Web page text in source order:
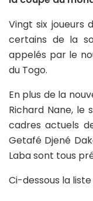
Vingt six joueurs
certains de la
appelés par le
du Togo.
En plus de la
Richard Nane, le
cadres actuels
Getafé Djené
Laba sont tous
Ci-dessous la